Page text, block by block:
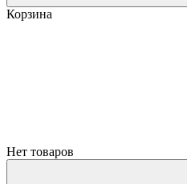
Корзина
Нет товаров